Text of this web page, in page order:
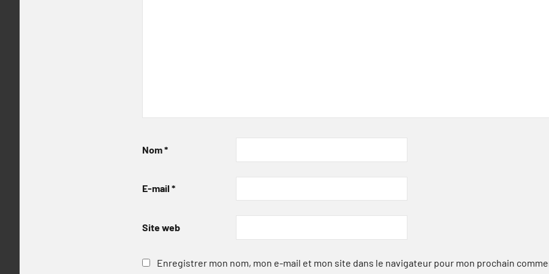
Nom*
E-mail *
Site web
Enregistrer mon nom, mon e-mail et mon site dans le navigateur pour mon prochain